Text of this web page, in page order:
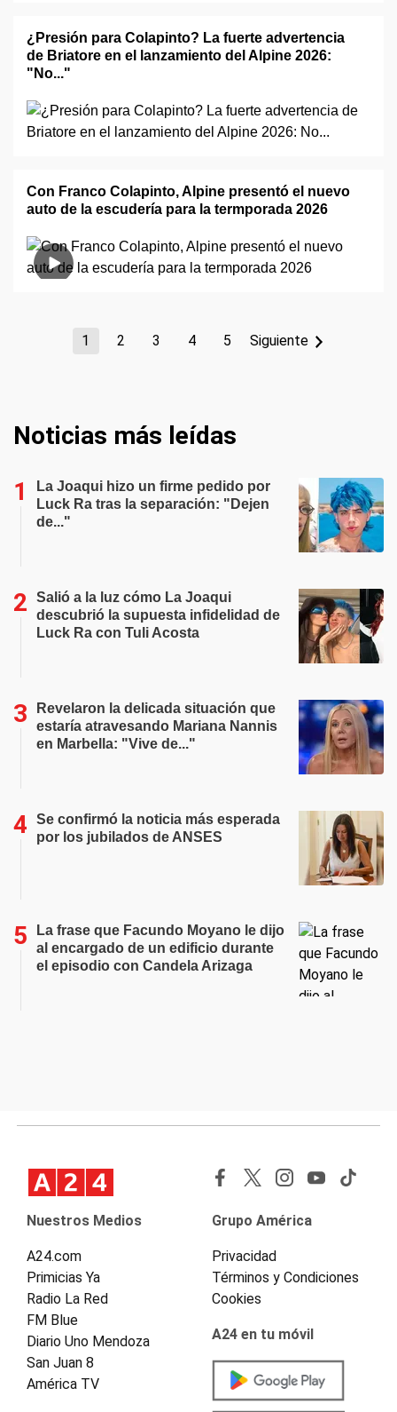
¿Presión para Colapinto? La fuerte advertencia
de Briatore en el lanzamiento del Alpine 2026:
"No..."
Con Franco Colapinto, Alpine presentó el nuevo
auto de la escudería para la termporada 2026
1 2 3 4 5 Siguiente
Noticias más leídas
La Joaqui hizo un firme pedido por
Luck Ra tras la separación: "Dejen
de..."
Salió a la luz cómo La Joaqui
descubrió la supuesta infidelidad de
Luck Ra con Tuli Acosta
Revelaron la delicada situación que
estaría atravesando Mariana Nannis
en Marbella: "Vive de..."
Se confirmó la noticia más esperada
por los jubilados de ANSES
La frase que Facundo Moyano le dijo
al encargado de un edificio durante
el episodio con Candela Arizaga
Nuestros Medios
A24.com
Primicias Ya
Radio La Red
FM Blue
Diario Uno Mendoza
San Juan 8
América TV
Grupo América
Privacidad
Términos y Condiciones
Cookies
A24 en tu móvil